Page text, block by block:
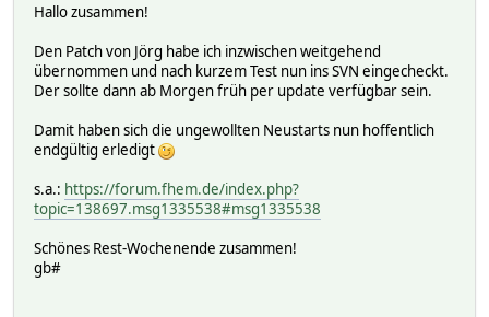
Hallo zusammen!
Den Patch von Jörg habe ich inzwischen weitgehend
übernommen und nach kurzem Test nun ins SVN eingecheckt.
Der sollte dann ab Morgen früh per update verfügbar sein.
Damit haben sich die ungewollten Neustarts nun hoffentlich
endgültig erledigt
s.a.: https://forum.fhem.de/index.php?
topic=138697.msg1335538#msg1335538
Schönes Rest-Wochenende zusammen!
gb#